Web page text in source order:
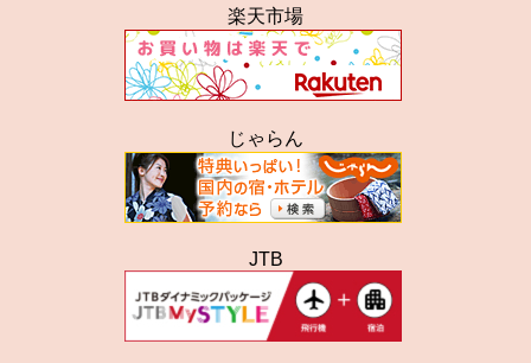
楽天市場
じゃらん
JTB